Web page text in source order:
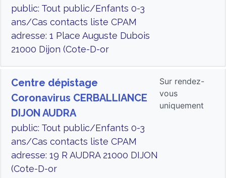
public: Tout public/Enfants 0-3
ans/Cas contacts liste CPAM
adresse: 1 Place Auguste Dubois
21000 Dijon (Cote-D-or
Centre dépistage
Coronavirus CERBALLIANCE
DIJON AUDRA
public: Tout public/Enfants 0-3
ans/Cas contacts liste CPAM
adresse: 19 R AUDRA 21000 DIJON
(Cote-D-or
Sur rendez-
vous
uniquement